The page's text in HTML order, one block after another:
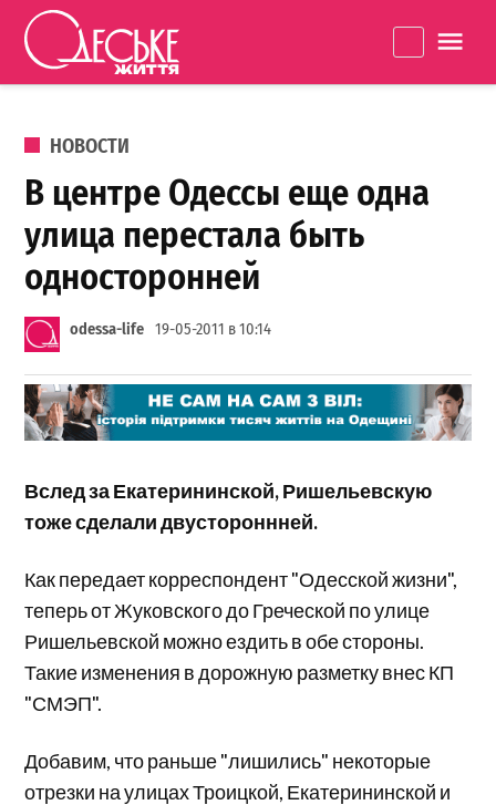
Перейти к содержанию
життя
ОПУБЛИКОВАНО В
НОВОСТИ
В центре Одессы еще одна
улица перестала быть
односторонней
odessa-life 19-05-2011 в 10:14
Вслед за Екатерининской, Ришельевскую
тоже сделали двустороннней.
Как передает корреспондент "Одесской жизни",
теперь от Жуковского до Греческой по улице
Ришельевской можно ездить в обе стороны.
Такие изменения в дорожную разметку внес КП
"СМЭП".
Добавим, что раньше "лишились" некоторые
отрезки на улицах Троицкой, Екатерининской и